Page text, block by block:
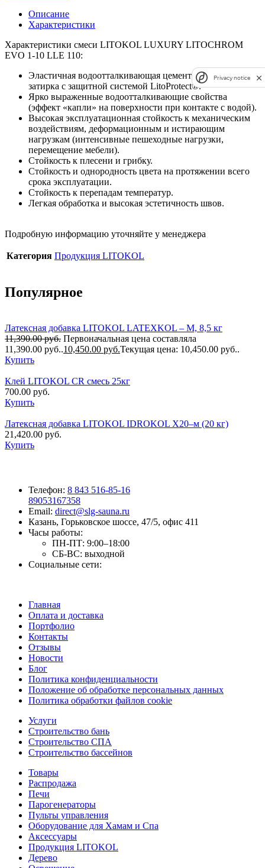
Описание
Характеристики
Характеристики смеси LITOKOL LUXURY LITOCHROM
EVO 1-10 LLE 110:
Эластичная водоотталкивающая цементно-полимерная
затирка с защитной системой LitoProtect®.
Ярко выраженные водоотталкивающие свойства
(эффект «капли» на поверхности при контакте с водой).
Высокая эксплуатационная стойкость к механическим
воздействиям, деформационным и истирающим
нагрузкам (интенсивные пешеходные нагрузки,
перемещение мебели).
Стойкость к плесени и грибку.
Стойкость и однородность цвета на протяжении всего
срока эксплуатации.
Стойкость к перепадам температур.
Легкая обработка и высокая эстетичность швов.
Подробную информацию уточняйте у менеджера
Категория Продукция LITOKOL
Популярное
Латексная добавка LITOKOL LATEXKOL – М, 8,5 кг
11,390.00руб. Первоначальная цена составляла
11,390.00 руб..10,450.00 руб.Текущая цена: 10,450.00 руб..
Купить
Клей LITOKOL CR смесь 25кг
700.00 руб.
Купить
Латексная добавка LITOKOL IDROKOL X20–м (20 кг)
21,420.00 руб.
Купить
Телефон: 8 843 516-85-16
89053167358
Email: direct@slg-sauna.ru
Казань, Горьковское шоссе, 47/5, офис 411
Часы работы:
ПН-ПТ: 9:00–18:00
СБ-ВС: выходной
Социальные сети:
Главная
Оплата и доставка
Портфолио
Контакты
Отзывы
Новости
Блог
Политика конфиденциальности
Положение об обработке персональных данных
Политика обработки файлов cookie
Услуги
Строительство бань
Строительство СПА
Строительство бассейнов
Товары
Распродажа
Печи
Парогенераторы
Пульты управления
Оборудование для Хамам и Спа
Аксессуары
Продукция LITOKOL
Дерево
Privacy notice